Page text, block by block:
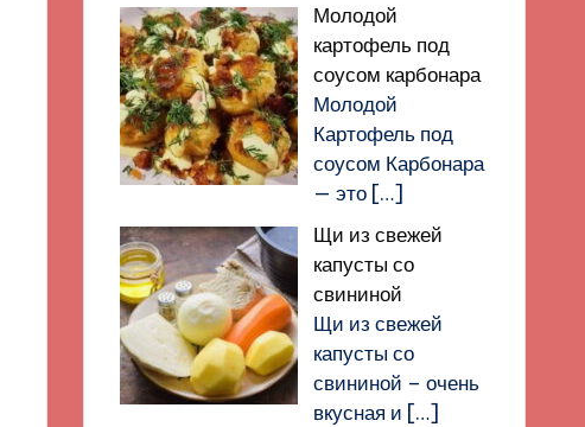
Молодой
картофель под
соусом карбонара
Молодой
Картофель под
соусом Карбонара
— это […]
Щи из свежей
капусты со
свининой
Щи из свежей
капусты со
свининой – очень
вкусная и […]